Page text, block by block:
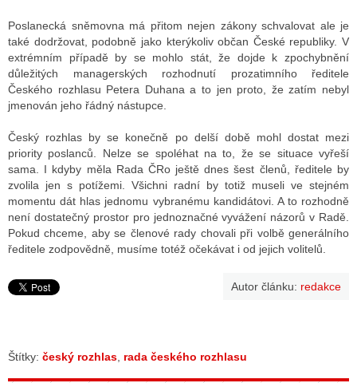
Poslanecká sněmovna má přitom nejen zákony schvalovat ale je
také dodržovat, podobně jako kterýkoliv občan České republiky. V
extrémním případě by se mohlo stát, že dojde k zpochybnění
důležitých managerských rozhodnutí prozatimního ředitele
Českého rozhlasu Petera Duhana a to jen proto, že zatím nebyl
jmenován jeho řádný nástupce.
Český rozhlas by se konečně po delší době mohl dostat mezi
priority poslanců. Nelze se spoléhat na to, že se situace vyřeší
sama. I kdyby měla Rada ČRo ještě dnes šest členů, ředitele by
zvolila jen s potížemi. Všichni radní by totiž museli ve stejném
momentu dát hlas jednomu vybranému kandidátovi. A to rozhodně
není dostatečný prostor pro jednoznačné vyvážení názorů v Radě.
Pokud chceme, aby se členové rady chovali při volbě generálního
ředitele zodpovědně, musíme totéž očekávat i od jejich volitelů.
Autor článku: redakce
Štítky: český rozhlas rada českého rozhlasu